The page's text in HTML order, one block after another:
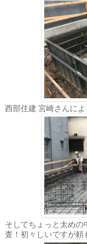
西部住建 宮崎さんに
そしてちょっと太めの
査！初々しいですが頼